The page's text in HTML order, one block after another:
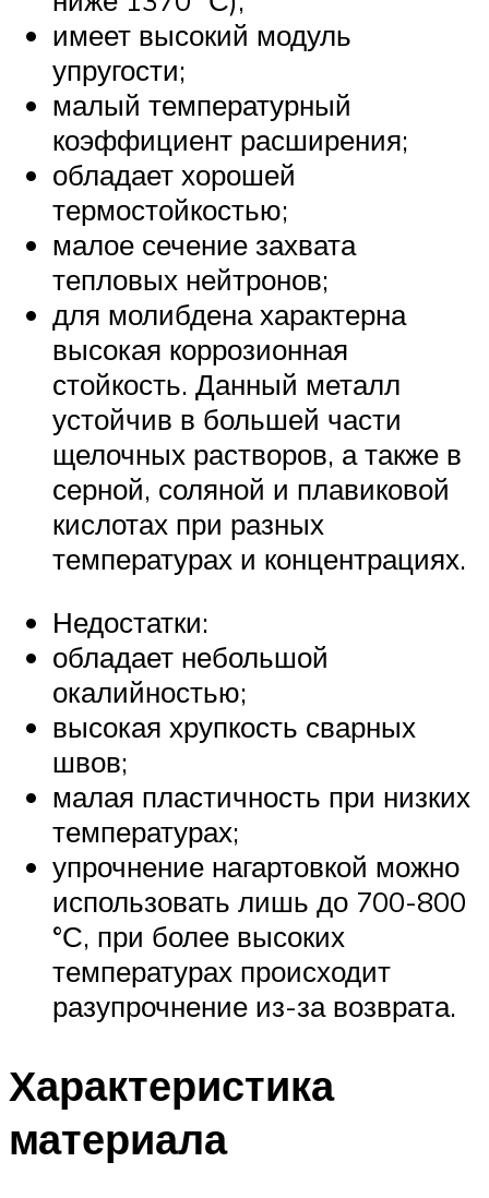
имеет высокий модуль
упругости;
малый температурный
коэффициент расширения;
обладает хорошей
термостойкостью;
малое сечение захвата
тепловых нейтронов;
для молибдена характерна
высокая коррозионная
стойкость. Данный металл
устойчив в большей части
щелочных растворов, а также в
серной, соляной и плавиковой
кислотах при разных
температурах и концентрациях.
Недостатки:
обладает небольшой
окалийностью;
высокая хрупкость сварных
швов;
малая пластичность при низких
температурах;
упрочнение нагартовкой можно
использовать лишь до 700-800
°С, при более высоких
температурах происходит
разупрочнение из-за возврата.
Характеристика
материала